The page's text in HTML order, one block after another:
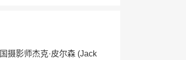
摄影师杰克·皮尔森 (Jack